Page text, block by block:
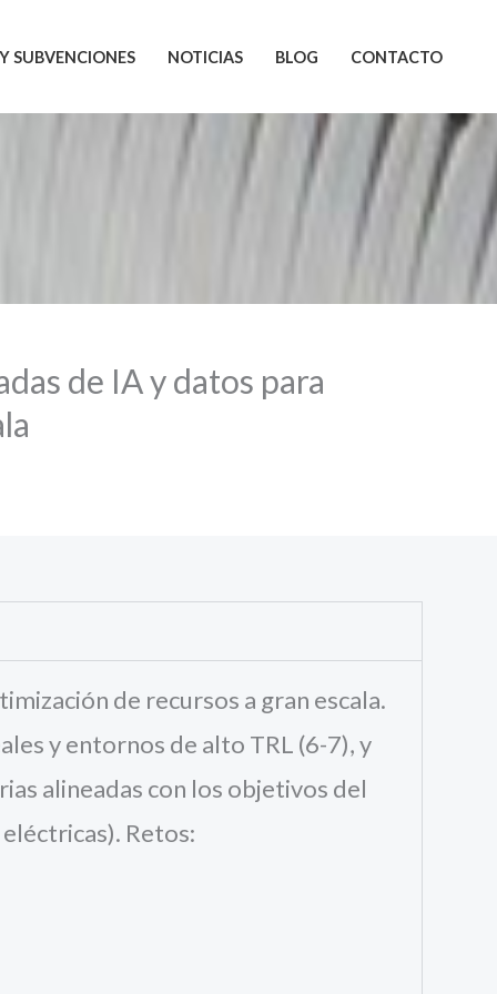
SUBVENCIONES NOTICIAS BLOG CONTACTO
de IA y datos para
de recursos a gran escala.
y entornos de alto TRL (6-7), y
alineadas con los objetivos del
Retos: